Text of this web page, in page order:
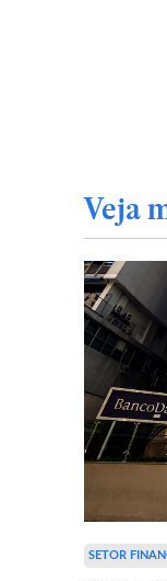
Veja
SETOR